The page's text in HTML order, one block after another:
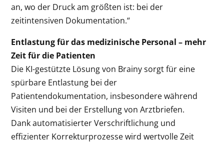
an, wo der Druck am größten ist: bei der
zeitintensiven Dokumentation.“
Entlastung für das medizinische Personal – mehr
Zeit für die Patienten
Die KI-gestützte Lösung von Brainy sorgt für eine
spürbare Entlastung bei der
Patientendokumentation, insbesondere während
Visiten und bei der Erstellung von Arztbriefen.
Dank automatisierter Verschriftlichung und
effizienter Korrekturprozesse wird wertvolle Zeit